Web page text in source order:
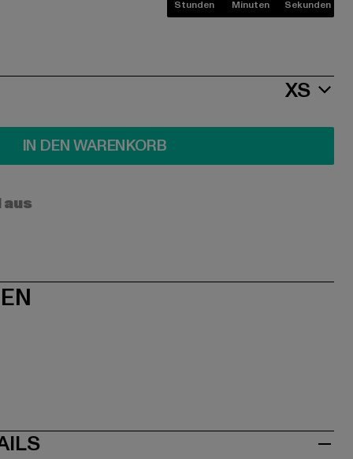
Stunden Minuten Sekunden
XS
IN DEN WARENKORB